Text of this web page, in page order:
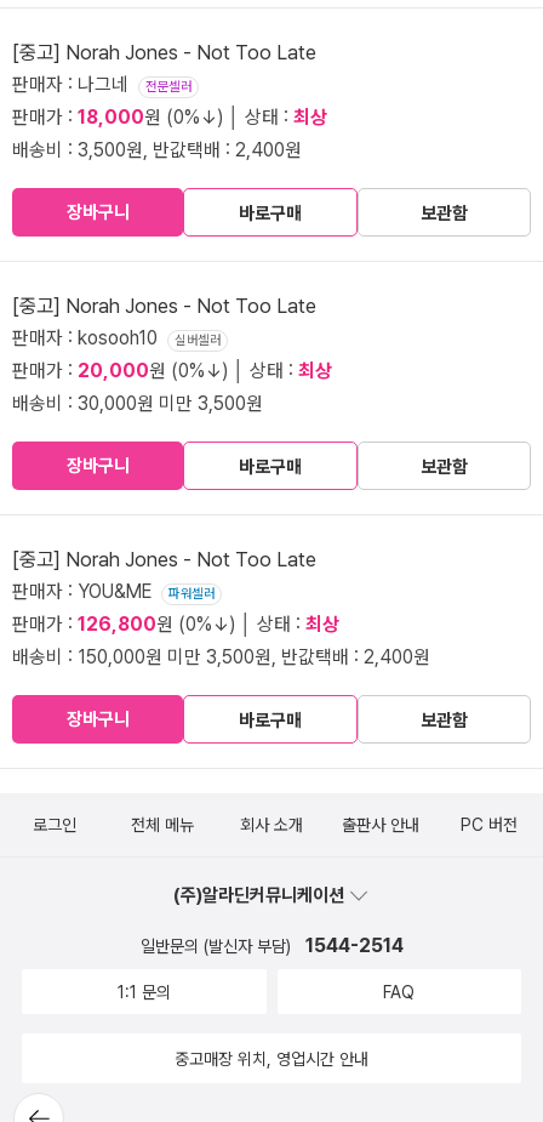
[중고] Norah Jones - Not Too Late
판매자 : 나그네 전문셀러
판매가 : 18,000원 (0%↓) │ 상태 : 최상
배송비 : 3,500원, 반값택배 : 2,400원
장바구니 바로구매 보관함
[중고] Norah Jones - Not Too Late
판매자 : kosooh10 실버셀러
판매가 : 20,000원 (0%↓) │ 상태 : 최상
배송비 : 30,000원 미만 3,500원
장바구니 바로구매 보관함
[중고] Norah Jones - Not Too Late
판매자 : YOU&ME 파워셀러
판매가 : 126,800원 (0%↓) │ 상태 : 최상
배송비 : 150,000원 미만 3,500원, 반값택배 : 2,400원
장바구니 바로구매 보관함
뒤로가
로그인 전체 메뉴 회사 소개 출판사 안내 PC 버전
(주)알라딘커뮤니케이션
일반문의 (발신자 부담) 1544-2514
1:1 문의 FAQ
중고매장 위치, 영업시간 안내